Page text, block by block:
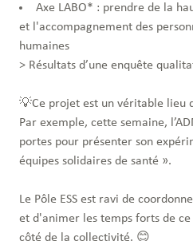
Axe LABO* : prendre de la
et l'accompagnement des
humaines
> Résultats d’une enquête
💡Ce projet est un véritable lieu
Par exemple, cette semaine,
portes pour présenter son
équipes solidaires de santé ».
Le Pôle ESS est ravi de
et d'animer les temps forts de
côté de la collectivité. 😊